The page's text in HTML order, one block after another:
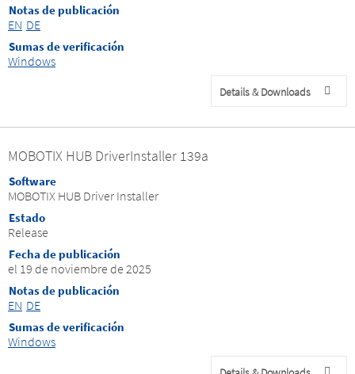
Notas de publicación
EN DE
Sumas de verificación
Windows
Details & Downloads
MOBOTIX HUB DriverInstaller 139a
Software
MOBOTIX HUB Driver Installer
Estado
Release
Fecha de publicación
el 19 de noviembre de 2025
Notas de publicación
EN DE
Sumas de verificación
Windows